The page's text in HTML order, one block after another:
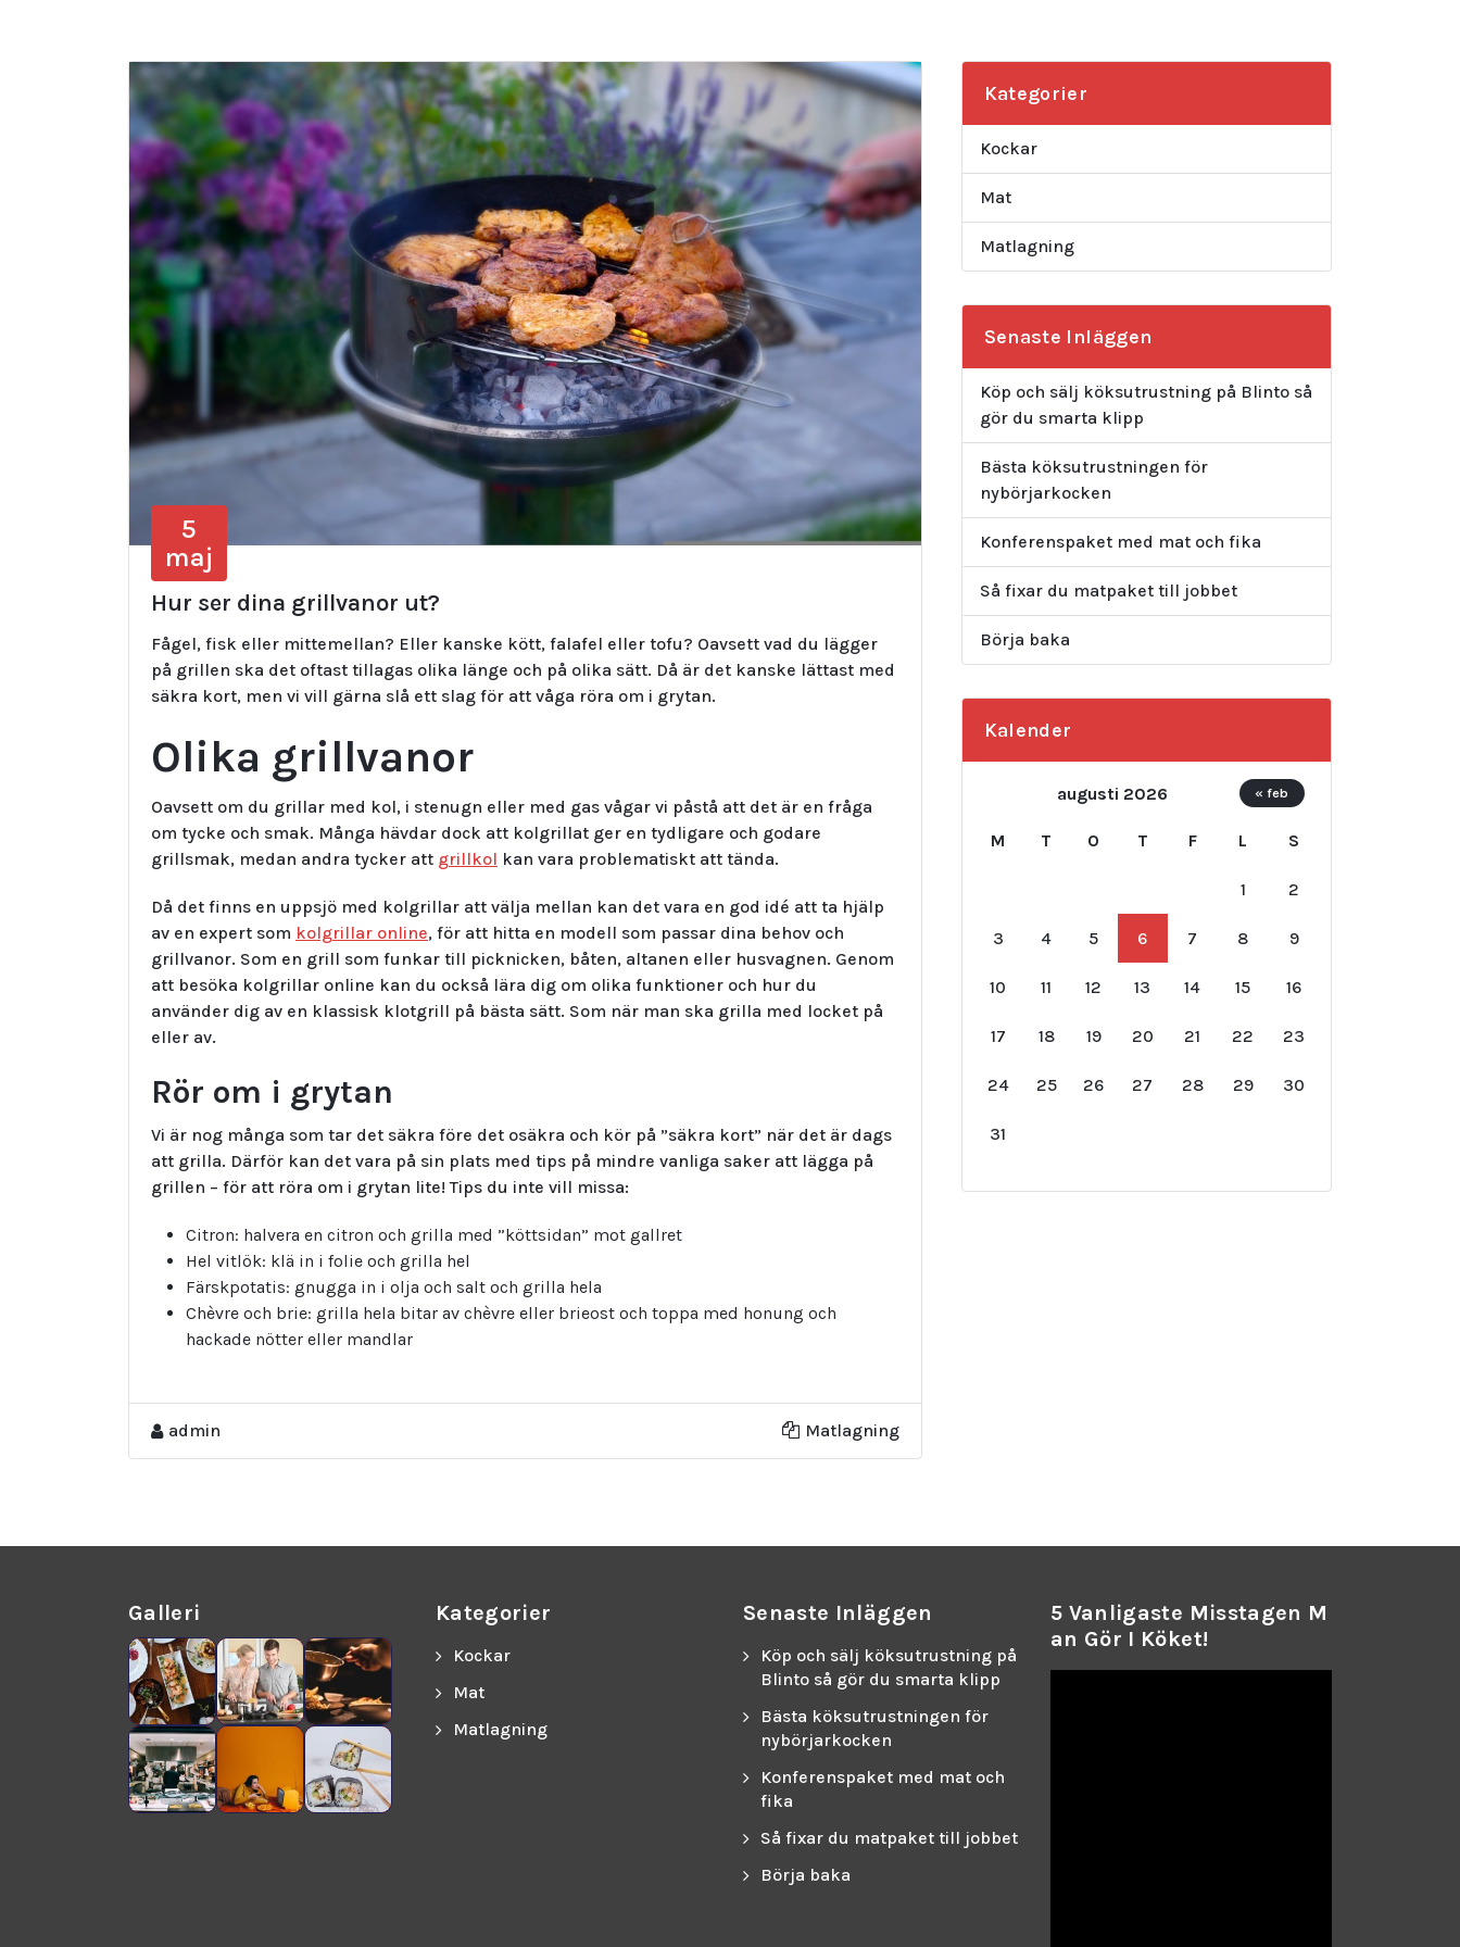
5
maj
Hur ser dina grillvanor ut?
Fågel, fisk eller mittemellan? Eller kanske kött, falafel eller tofu? Oavsett vad du lägger
på grillen ska det oftast tillagas olika länge och på olika sätt. Då är det kanske lättast med
säkra kort, men vi vill gärna slå ett slag för att våga röra om i grytan.
Olika grillvanor
Oavsett om du grillar med kol, i stenugn eller med gas vågar vi påstå att det är en fråga
om tycke och smak. Många hävdar dock att kolgrillat ger en tydligare och godare
grillsmak, medan andra tycker att grillkol kan vara problematiskt att tända.
Då det finns en uppsjö med kolgrillar att välja mellan kan det vara en god idé att ta hjälp
av en expert som kolgrillar online, för att hitta en modell som passar dina behov och
grillvanor. Som en grill som funkar till picknicken, båten, altanen eller husvagnen. Genom
att besöka kolgrillar online kan du också lära dig om olika funktioner och hur du
använder dig av en klassisk klotgrill på bästa sätt. Som när man ska grilla med locket på
eller av.
Rör om i grytan
Vi är nog många som tar det säkra före det osäkra och kör på ”säkra kort” när det är dags
att grilla. Därför kan det vara på sin plats med tips på mindre vanliga saker att lägga på
grillen – för att röra om i grytan lite! Tips du inte vill missa:
Citron: halvera en citron och grilla med ”köttsidan” mot gallret
Hel vitlök: klä in i folie och grilla hel
Färskpotatis: gnugga in i olja och salt och grilla hela
Chèvre och brie: grilla hela bitar av chèvre eller brieost och toppa med honung och
hackade nötter eller mandlar
admin Matlagning
Kategorier
Kockar
Mat
Matlagning
Senaste Inläggen
Köp och sälj köksutrustning på Blinto så
gör du smarta klipp
Bästa köksutrustningen för
nybörjarkocken
Konferenspaket med mat och fika
Så fixar du matpaket till jobbet
Börja baka
Kalender
augusti 2026
M T O T F L S
1 2
3 4 5 6 7 8 9
10 11 12 13 14 15 16
17 18 19 20 21 22 23
24 25 26 27 28 29 30
31
« feb
Galleri Kategorier
Kockar
Mat
Matlagning
Senaste Inläggen
Köp och sälj köksutrustning på
Blinto så gör du smarta klipp
Bästa köksutrustningen för
nybörjarkocken
Konferenspaket med mat och
fika
Så fixar du matpaket till jobbet
Börja baka
5 Vanligaste Misstagen M
An Gör I Köket!